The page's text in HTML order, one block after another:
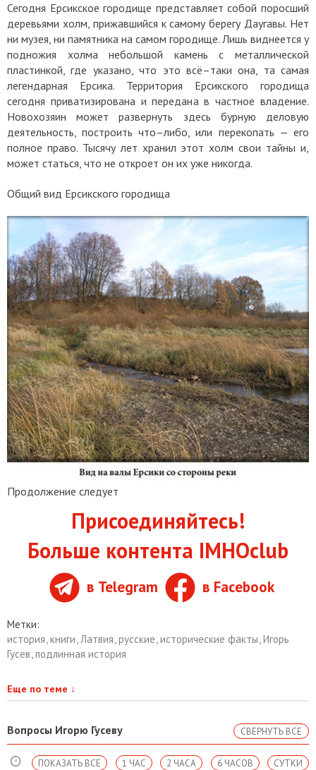
Сегодня Ерсикское городище представляет собой поросший
деревьями холм, прижавшийся к самому берегу Даугавы. Нет
ни музея, ни памятника на самом городище. Лишь виднеется у
подножия холма небольшой камень с металлической
пластинкой, где указано, что это всё–таки она, та самая
легендарная Ерсика. Территория Ерсикского городища
сегодня приватизирована и передана в частное владение.
Новохозяин может развернуть здесь бурную деловую
деятельность, построить что–либо, или перекопать — его
полное право. Тысячу лет хранил этот холм свои тайны и,
может статься, что не откроет он их уже никогда.
Общий вид Ерсикского городища
Продолжение следует
Присоединяйтесь!
Больше контента IMHOclub
в Telegram в Facebook
Метки:
история книги Латвия русские исторические факты Игорь
Гусев подлинная история
Еще по теме ↓
Вопросы Игорю Гусеву СВЕРНУТЬ ВСЕ
СУТКИ
6 ЧАСОВ
2 ЧАСА
1 ЧАС
ПОКАЗАТЬ ВСЕ